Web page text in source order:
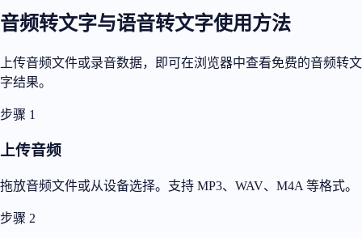
音频转文字与语音转文字使用方法
上传音频文件或录音数据，即可在浏览器中查看免费的音频转文
字结果。
步骤 1
上传音频
拖放音频文件或从设备选择。支持 MP3、WAV、M4A 等格式。
步骤 2